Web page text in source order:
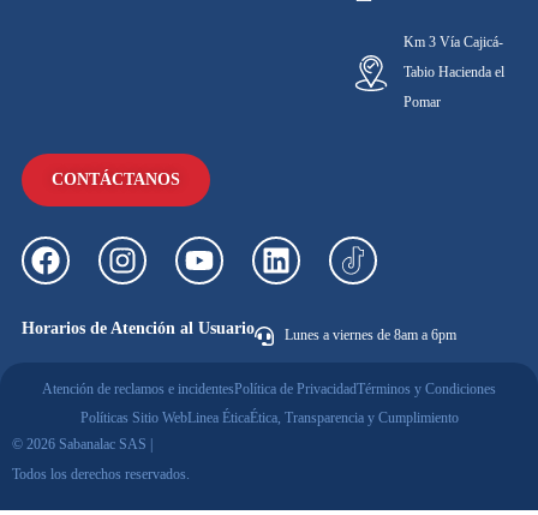
Km 3 Vía Cajicá-
Tabio Hacienda el
Pomar
CONTÁCTANOS
Horarios de Atención al Usuario Lunes a viernes de 8am a 6pm
© 2026 Sabanalac SAS |
Todos los derechos reservados.
Atención de reclamos e incidentesPolítica de PrivacidadTérminos y Condiciones
Políticas Sitio WebLinea ÉticaÉtica, Transparencia y Cumplimiento